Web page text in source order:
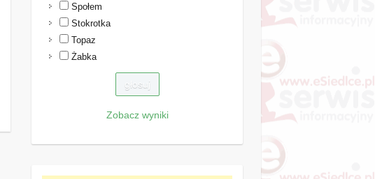
Społem
Stokrotka
Topaz
Żabka
Zobacz wyniki